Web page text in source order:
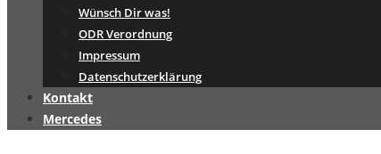
Wünsch Dir was!
ODR Verordnung
Impressum
Datenschutzerklärung
Kontakt
Mercedes